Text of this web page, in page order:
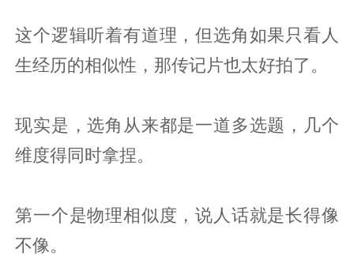
这个逻辑听着有道理，但选角如果只看人
生经历的相似性，那传记片也太好拍了。
现实是，选角从来都是一道多选题，几个
维度得同时拿捏。
第一个是物理相似度，说人话就是长得像
不像。